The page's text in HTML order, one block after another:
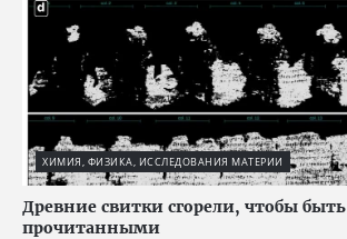
ХИМИЯ, ФИЗИКА, ИССЛЕДОВАНИЯ МАТЕРИИ
Древние свитки сгорели, чтобы быть
прочитанными